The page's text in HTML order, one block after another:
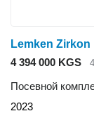
Lemken Zirkon
4 394 000 KGS
Посевной
2023